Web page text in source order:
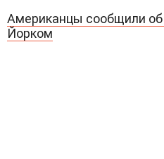
Американцы сообщили
Йорком